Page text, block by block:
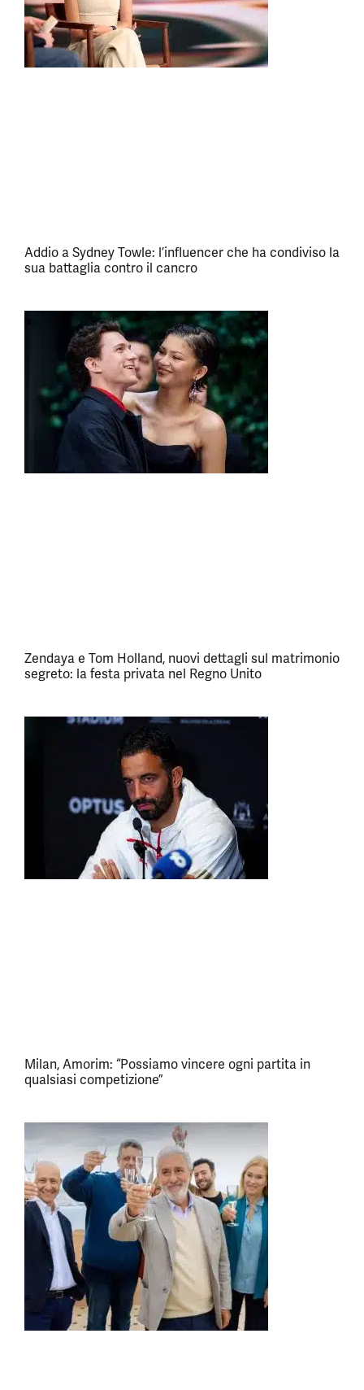
Addio a Sydney Towle: l’influencer che ha condiviso la
sua battaglia contro il cancro
Zendaya e Tom Holland, nuovi dettagli sul matrimonio
segreto: la festa privata nel Regno Unito
Milan, Amorim: “Possiamo vincere ogni partita in
qualsiasi competizione”